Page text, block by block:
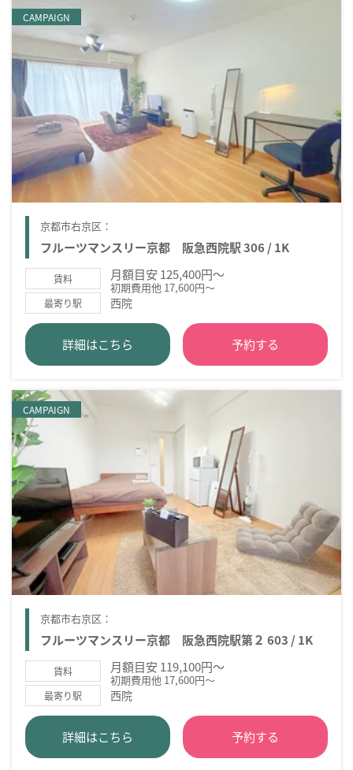
CAMPAIGN
京都市右京区：
フルーツマンスリー京都 阪急西院駅 306 / 1K
賃料 月額目安 125,400円～
初期費用他 17,600円～
最寄り駅 西院
詳細はこちら 予約する
CAMPAIGN
京都市右京区：
フルーツマンスリー京都 阪急西院駅第２ 603 / 1K
賃料 月額目安 119,100円～
初期費用他 17,600円～
最寄り駅 西院
詳細はこちら 予約する